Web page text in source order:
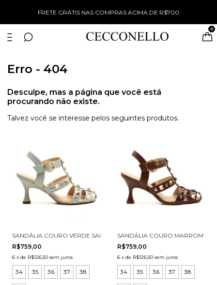
FRETE GRÁTIS NAS COMPRAS ACIMA DE R$700
0
Erro - 404
Desculpe, mas a página que você está
procurando não existe.
Talvez você se interesse pelos seguintes produtos.
SANDÁLIA COURO VERDE SALTO MÉDIO CECCONELLO 3031001-2
R$759,00
6 x de R$126,50 sem juros
34 35 36 37 38
SANDÁLIA COURO MARROM
R$759,00
6 x de R$126,50 sem juros
34 35 36 37 38